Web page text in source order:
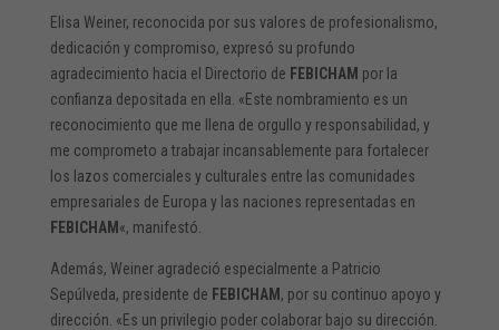
Elisa Weiner, reconocida por sus valores de profesionalismo,
dedicación y compromiso, expresó su profundo
agradecimiento hacia el Directorio de FEBICHAM por la
confianza depositada en ella. «Este nombramiento es un
reconocimiento que me llena de orgullo y responsabilidad, y
me comprometo a trabajar incansablemente para fortalecer
los lazos comerciales y culturales entre las comunidades
empresariales de Europa y las naciones representadas en
FEBICHAM «, manifestó.
Además, Weiner agradeció especialmente a Patricio
Sepúlveda, presidente de FEBICHAM , por su continuo apoyo y
dirección. «Es un privilegio poder colaborar bajo su dirección.